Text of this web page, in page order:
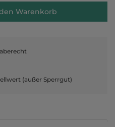
Warenkorb
(außer Sperrgut)